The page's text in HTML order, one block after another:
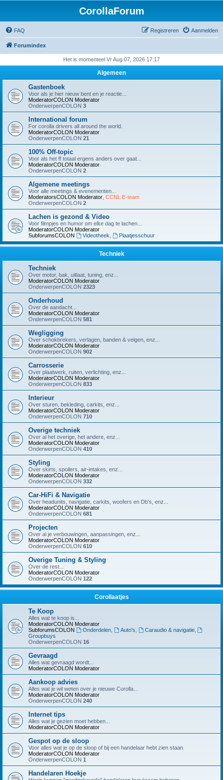
CorollaForum
FAQ Aanmelden
Registreren
Forumindex
Het is momenteel Vr Aug 07, 2026 17:17
Algemeen
Gastenboek
Voor als je hier nieuw bent en je reactie...
ModeratorCOLON Moderator
OnderwerpenCOLON 3
International forum
For corolla drivers all around the world.
ModeratorCOLON Moderator
OnderwerpenCOLON 21
100% Off-topic
Voor als het ff totaal ergens anders over gaat...
ModeratorCOLON Moderator
OnderwerpenCOLON 2
Algemene meetings
Voor alle meetings & evenementen...
ModeratorsCOLON Moderator CCNL E-team
OnderwerpenCOLON 2
Lachen is gezond & Video
Voor filmpjes en humor om elke dag te lachen...
ModeratorCOLON Moderator
SubforumsCOLON
Videotheek Plaatjesschuur
Techniek
Techniek
Over motor, bak, uitlaat, tuning, enz...
ModeratorCOLON Moderator
OnderwerpenCOLON 2323
Onderhoud
Over de aandacht...
ModeratorCOLON Moderator
OnderwerpenCOLON 581
Wegligging
Over schokbrekers, verlagen, banden & velgen, enz...
ModeratorCOLON Moderator
OnderwerpenCOLON 902
Carrosserie
Over plaatwerk, ruiten, verlichting, enz...
ModeratorCOLON Moderator
OnderwerpenCOLON 833
Interieur
Over sturen, bekleding, carkits, enz...
ModeratorCOLON Moderator
OnderwerpenCOLON 710
Overige techniek
Over al het overige, het andere, enz...
ModeratorCOLON Moderator
OnderwerpenCOLON 410
Styling
Over skirts, spoilers, air-intakes, enz...
ModeratorCOLON Moderator
OnderwerpenCOLON 332
Car-HiFi & Navigatie
Over headunits, navigatie, carkits, woofers en Db's, enz...
ModeratorCOLON Moderator
OnderwerpenCOLON 681
Projecten
Over al je verbouwingen, aanpassingen, enz...
ModeratorCOLON Moderator
OnderwerpenCOLON 610
Overige Tuning & Styling
Over de rest...
ModeratorCOLON Moderator
OnderwerpenCOLON 122
Corollaatjes
Te Koop
Alles wat te koop is...
ModeratorCOLON Moderator
SubforumsCOLON
Onderdelen, Auto's Caraudio & navigatie,
Groupbuys
OnderwerpenCOLON 16
Gevraagd
Alles wat gevraagd wordt...
ModeratorCOLON Moderator
Aankoop advies
Alles wat je wil weten over je nieuwe Corolla...
ModeratorCOLON Moderator
OnderwerpenCOLON 240
Internet tips
Alles wat je gezien moet hebben...
ModeratorCOLON Moderator
Gespot op de sloop
Voor alles wat je op de sloop of bij een handelaar hebt zien staan
ModeratorCOLON Moderator
OnderwerpenCOLON 1
Handelaren Hoekje